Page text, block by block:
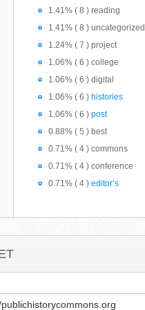
1.41% ( 8 ) reading
1.41% ( 8 ) uncategorized
1.24% ( 7 ) project
1.06% ( 6 ) college
1.06% ( 6 ) digital
1.06% ( 6 ) histories
1.06% ( 6 )post
0.88% ( 5 ) best
0.71% ( 4 ) commons
0.71% ( 4 ) conference
0.71% ( 4 )editor’s